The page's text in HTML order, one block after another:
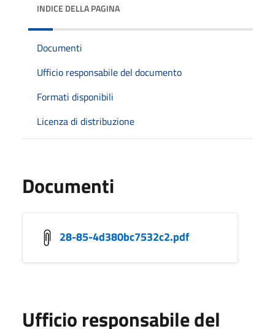
INDICE DELLA PAGINA
Documenti
Ufficio responsabile del documento
Formati disponibili
Licenza di distribuzione
Documenti
28-85-4d380bc7532c2.pdf
Ufficio responsabile del